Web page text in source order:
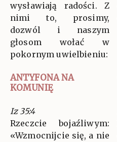
wysławiają radości. Z
nimi to, prosimy,
dozwól i naszym
głosom wołać w
pokornym uwielbieniu:
ANTYFONA NA
KOMUNIĘ
Iz 35:4
Rzeczcie bojaźliwym:
«Wzmocnijcie się, a nie